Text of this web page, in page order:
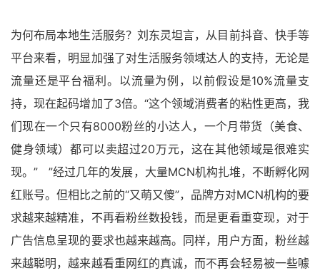
为何布局本地生活服务？刘东灵坦言，从目前抖音、快手等
平台来看，明显加强了对生活服务领域达人的支持，无论是
流量还是平台福利。以流量为例，以前假设是10%流量支
持，现在起码增加了3倍。“这个领域消费者的粘性更高，我
们现在一个只有8000粉丝的小达人，一个月带货（美食、
健身领域）都可以卖超过20万元，这在其他领域是很难实
现。” ”经过几年的发展，大量MCN机构扎堆，不断孵化网
红账号。但相比之前的“又萌又傻”，品牌方对MCN机构的要
求越来越精准，不再看粉丝数投钱，而是更看重变现，对于
广告信息呈现的要求也越来越高。同样，用户方面，粉丝越
来越聪明，越来越看重网红的真诚，而不再会轻易被一些噱